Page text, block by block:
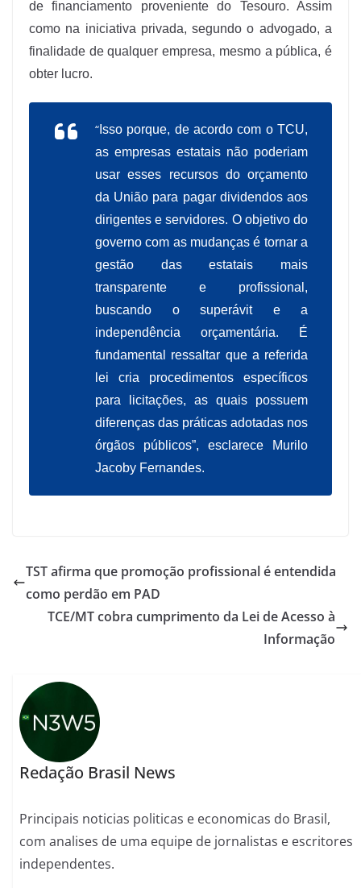
de financiamento proveniente do Tesouro. Assim
como na iniciativa privada, segundo o advogado, a
finalidade de qualquer empresa, mesmo a pública, é
obter lucro.
“ Isso porque, de acordo com o TCU,
as empresas estatais não poderiam
usar esses recursos do orçamento
da União para pagar dividendos aos
dirigentes e servidores. O objetivo do
governo com as mudanças é tornar a
gestão das estatais mais
transparente e profissional,
buscando o superávit e a
independência orçamentária. É
fundamental ressaltar que a referida
lei cria procedimentos específicos
para licitações, as quais possuem
diferenças das práticas adotadas nos
órgãos públicos”, esclarece Murilo
Jacoby Fernandes.
TST afirma que promoção profissional é entendida
como perdão em PAD
TCE/MT cobra cumprimento da Lei de Acesso à
Informação
Redação Brasil News
Principais noticias politicas e economicas do Brasil,
com analises de uma equipe de jornalistas e escritores
independentes.